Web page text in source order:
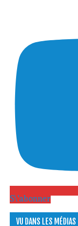
S\'abonner
VU DANS LES MÉDIAS